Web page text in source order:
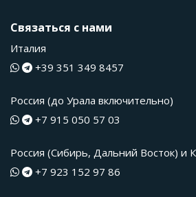
Связаться с нами
Италия
+39 351 349 8457
Россия (до Урала включительно)
+7 915 050 57 03
Россия (Сибирь, Дальний Восток) и
+7 923 152 97 86